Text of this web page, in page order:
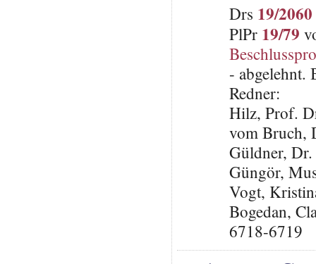
Drs 19/2060
PlPr 19/79
- abgelehnt.
Redner:
Hilz, Prof.
vom Bruch,
Güldner,
Güngör,
Vogt,
Bogedan,
6718-6719